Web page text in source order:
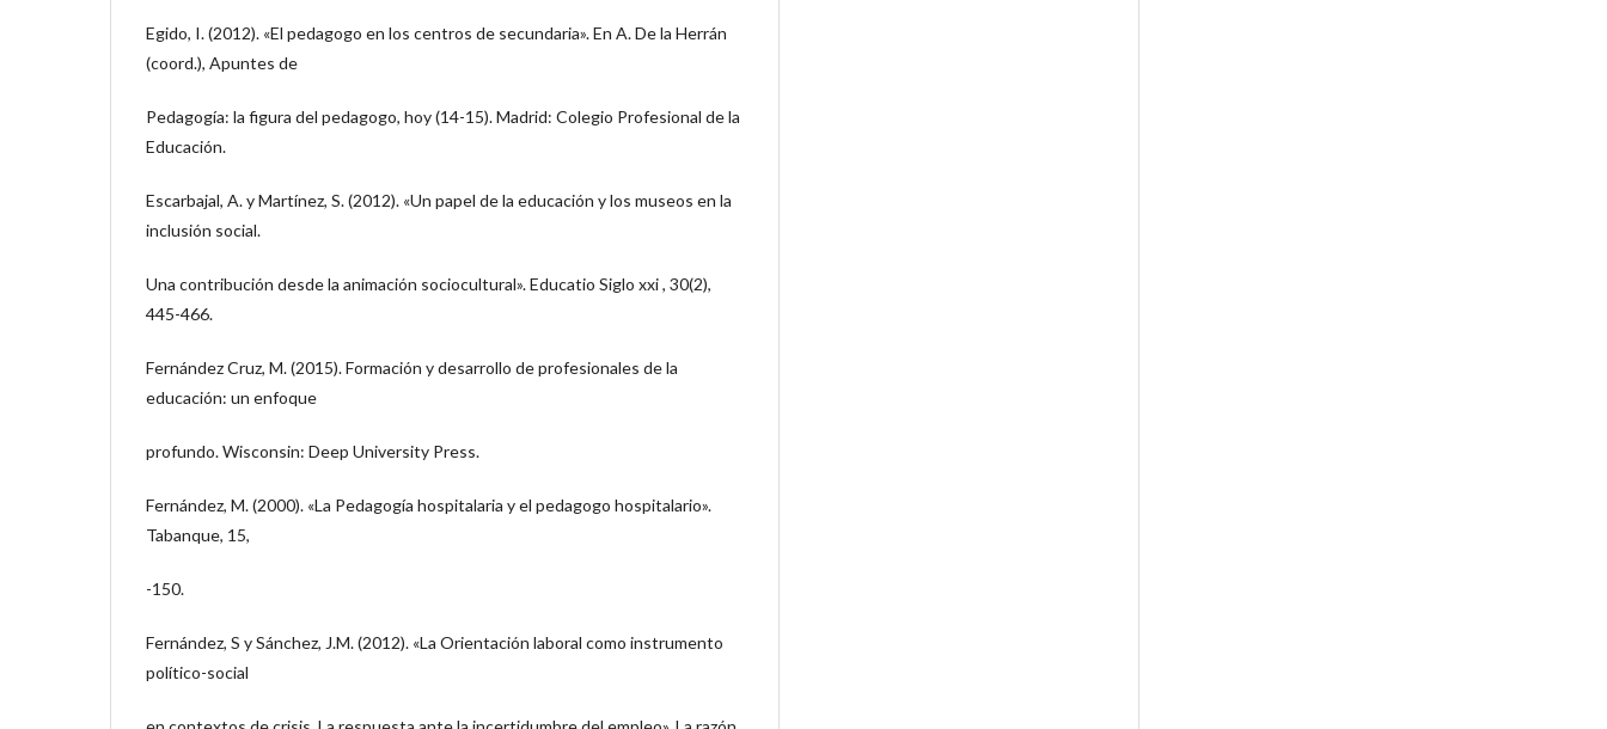
Egido, I. (2012). «El pedagogo en los centros de secundaria». En A. De la Herrán
(coord.), Apuntes de
Pedagogía: la figura del pedagogo, hoy (14-15). Madrid: Colegio Profesional de la
Educación.
Escarbajal, A. y Martínez, S. (2012). «Un papel de la educación y los museos en la
inclusión social.
Una contribución desde la animación sociocultural». Educatio Siglo xxi , 30(2),
445-466.
Fernández Cruz, M. (2015). Formación y desarrollo de profesionales de la
educación: un enfoque
profundo. Wisconsin: Deep University Press.
Fernández, M. (2000). «La Pedagogía hospitalaria y el pedagogo hospitalario».
Tabanque, 15,
-150.
Fernández, S y Sánchez, J.M. (2012). «La Orientación laboral como instrumento
político-social